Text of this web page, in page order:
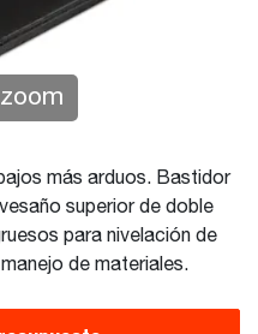
más arduos. Bastidor
superior de doble
para nivelación de
de materiales.